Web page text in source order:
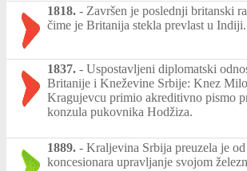
1818. - Završen je poslednji britanski
čime je Britanija stekla prevlast u Indiji.
1837. - Uspostavljeni diplomatski
Britanije i Kneževine Srbije: Knez
Kragujevcu primio akreditivno pismo
konzula pukovnika Hodžiza.
1889. - Kraljevina Srbija preuzela je
koncesionara upravljanje svojom